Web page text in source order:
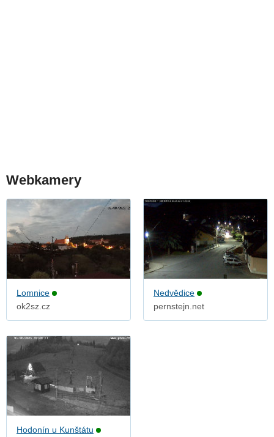
Webkamery
Lomnice
ok2sz.cz
Nedvědice
pernstejn.net
Hodonín u Kunštátu